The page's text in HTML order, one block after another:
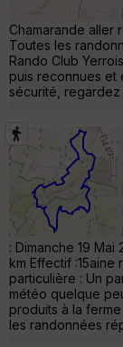
Chamarande aller
Toutes les
Rando Club
puis reconnues et
sécurité, regardez
: Dimanche 19 Mai
km Effectif
particulière : Un
météo quelque
produits à la
les randonnées